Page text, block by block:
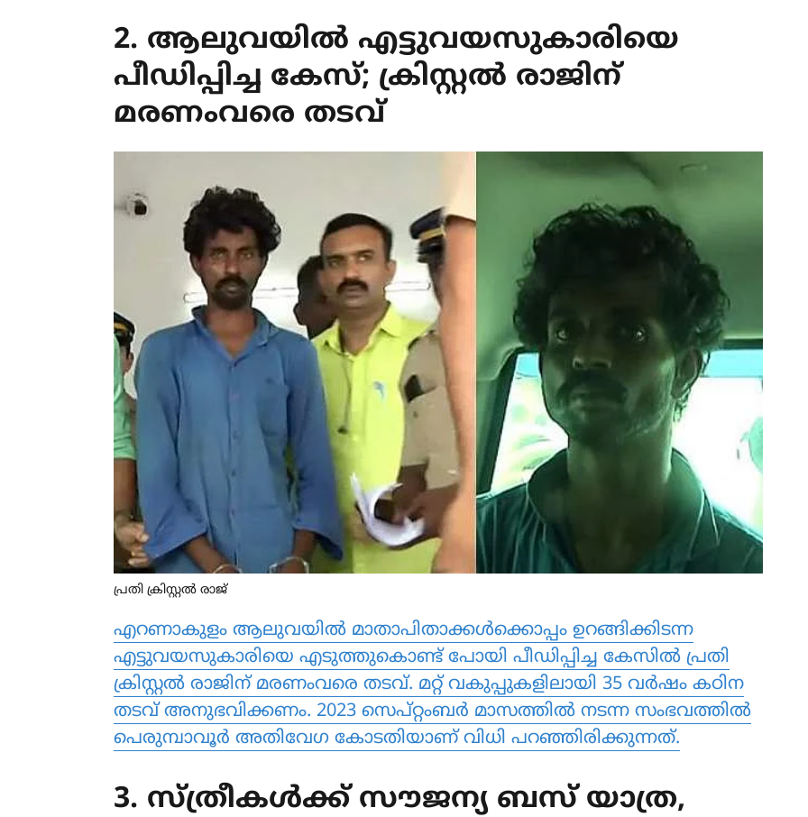
2. ആലുവയില്‍ എട്ടുവയസുകാരിയെ
പീഡിപ്പിച്ച കേസ്‌; ക്രിസ്റ്റല്‍ രാജിന്
മരണംവരെ തടവ്
പ്രതി ക്രിസ്റ്റല്‍ രാജ്‌
എറണാകുളം ആലുവയില്‍ മാതാപിതാക്കള്‍ക്കൊപ്പം ഉറങ്ങിക്കിടന്ന
എട്ടുവയസുകാരിയെ എടുത്തുകൊണ്ട് പോയി പീഡിപ്പിച്ച കേസില്‍ പ്രതി
ക്രിസ്റ്റല്‍ രാജിന് മരണംവരെ തടവ്. മറ്റ് വകുപ്പുകളിലായി 35 വര്‍ഷം കഠിന
തടവ് അനുഭവിക്കണം. 2023 സെപ്റ്റംബര്‍ മാസത്തില്‍ നടന്ന സംഭവത്തില്‍
പെരുമ്പാവൂര്‍ അതിവേഗ കോടതിയാണ് വിധി പറഞ്ഞിരിക്കുന്നത്.
3. സ്ത്രീകൾക്ക് സൗജന്യ ബസ് യാത്ര,